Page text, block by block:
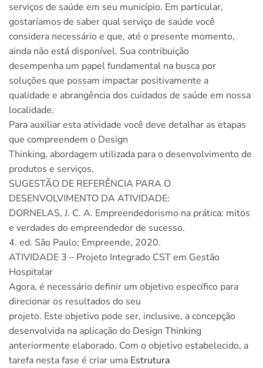
serviços de saúde em seu município. Em particular,
gostaríamos de saber qual serviço de saúde você
considera necessário e que, até o presente momento,
ainda não está disponível. Sua contribuição
desempenha um papel fundamental na busca por
soluções que possam impactar positivamente a
qualidade e abrangência dos cuidados de saúde em nossa
localidade.
Para auxiliar esta atividade você deve detalhar as etapas
que compreendem o Design
Thinking, abordagem utilizada para o desenvolvimento de
produtos e serviços.
SUGESTÃO DE REFERÊNCIA PARA O
DESENVOLVIMENTO DA ATIVIDADE:
DORNELAS, J. C. A. Empreendedorismo na prática: mitos
e verdades do empreendedor de sucesso.
4. ed. São Paulo; Empreende, 2020.
ATIVIDADE 3 – Projeto Integrado CST em Gestão
Hospitalar
Agora, é necessário definir um objetivo específico para
direcionar os resultados do seu
projeto. Este objetivo pode ser, inclusive, a concepção
desenvolvida na aplicação do Design Thinking
anteriormente elaborado. Com o objetivo estabelecido, a
tarefa nesta fase é criar uma Estrutura